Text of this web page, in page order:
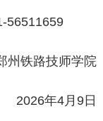
56511659
州铁路技师学院
2026年4月9日